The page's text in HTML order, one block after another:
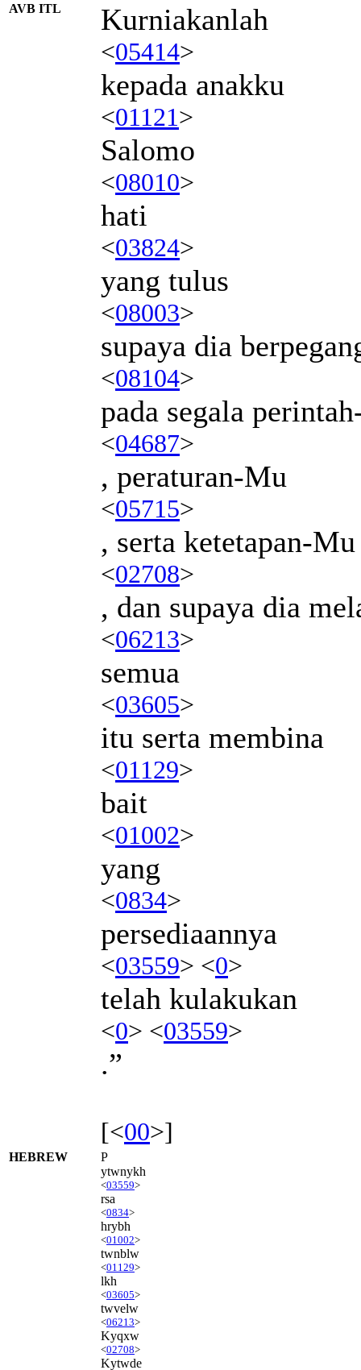
AVB ITL Kurniakanlah
<05414>
kepada anakku
<01121>
Salomo
<08010>
hati
<03824>
yang tulus
<08003>
supaya dia
<08104>
pada segala
<04687>
, peraturan-Mu
<05715>
, serta ketetapan-Mu
<02708>
, dan supaya dia
<06213>
semua
<03605>
itu serta membina
<01129>
bait
<01002>
yang
<0834>
persediaannya
<03559> <0>
telah kulakukan
<0> <03559>
.”
[<00>]
HEBREW
P
ytwnykh
<03559>
rsa
<0834>
hrybh
<01002>
twnblw
<01129>
lkh
<03605>
twvelw
<06213>
Kyqxw
<02708>
Kytwde